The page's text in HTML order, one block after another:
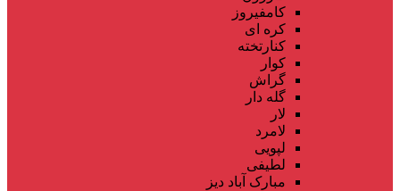
کامفیروز
کره ای
کنارتخته
کوار
گراش
گله دار
لار
لامرد
لپویی
لطیفی
مبارک آباد دیز